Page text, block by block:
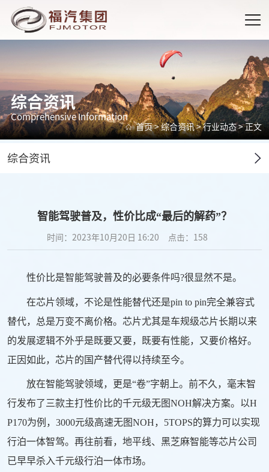
综合资讯
Comprehensive Information
首页>综合资讯>行业动态> 正文
综合资讯
智能驾驶普及，性价比成“最后的解药”？
时间：2023年10月20日 16:20 点击： 158
性价比是智能驾驶普及的必要条件吗?很显然不是。
在芯片领域，不论是性能替代还是pin to pin完全兼容式
替代，总是万变不离价格。芯片尤其是车规级芯片长期以来
的发展逻辑不外乎是既要又要，既要有性能，又要价格好。
正因如此，芯片的国产替代得以持续至今。
放在智能驾驶领域，更是“卷”字朝上。前不久，毫末智
行发布了三款主打性价比的千元级无图NOH解决方案。以H
P170为例，3000元级高速无图NOH，5TOPS的算力可以实现
行泊一体智驾。再往前看，地平线、黑芝麻智能等芯片公司
已早早杀入千元级行泊一体市场。